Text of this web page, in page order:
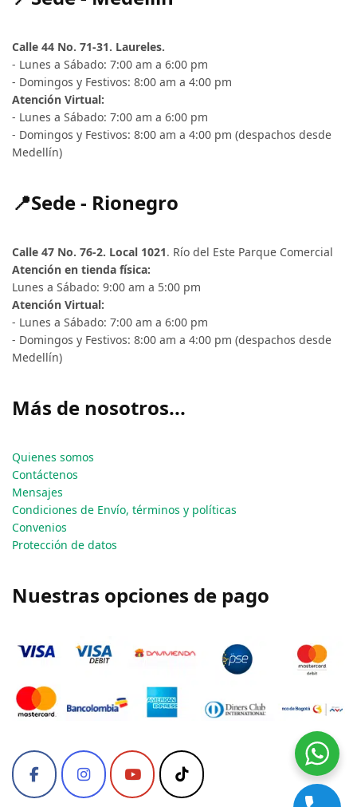
Calle 44 No. 71-31. Laureles.
- Lunes a Sábado: 7:00 am a 6:00 pm
- Domingos y Festivos: 8:00 am a 4:00 pm
Atención Virtual:
- Lunes a Sábado: 7:00 am a 6:00 pm
- Domingos y Festivos: 8:00 am a 4:00 pm (despachos desde
Medellín)
📍Sede - Rionegro
Calle 47 No. 76-2. Local 1021. Río del Este Parque Comercial
Atención en tienda física:
Lunes a Sábado: 9:00 am a 5:00 pm
Atención Virtual:
- Lunes a Sábado: 7:00 am a 6:00 pm
- Domingos y Festivos: 8:00 am a 4:00 pm (despachos desde
Medellín)
Más de nosotros...
Quienes somos
Contáctenos
Mensajes
Condiciones de Envío, términos y políticas
Convenios
Protección de datos
Nuestras opciones de pago